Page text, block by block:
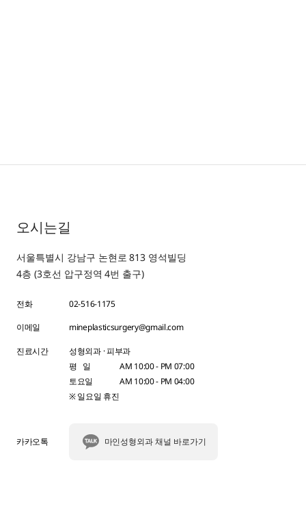
오시는길
서울특별시 강남구 논현로 813 영석빌딩
4층 (3호선 압구정역 4번 출구)
전화 02-516-1175
이메일 mineplasticsurgery@gmail.com
진료시간
성형외과 · 피부과
평 일
AM 10:00 - PM 07:00
토요일
AM 10:00 - PM 04:00
※ 일요일 휴진
카카오톡 마인성형외과 채널 바로가기